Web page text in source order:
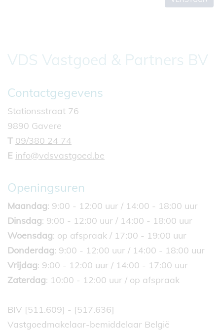
VDS Vastgoed & Partners BV
Contactgegevens
Stationsstraat 76
9890 Gavere
T 09/380 24 74
E info@vdsvastgoed.be
Openingsuren
Maandag: 9:00 - 12:00 uur / 14:00 - 18:00 uur
Dinsdag: 9:00 - 12:00 uur / 14:00 - 18:00 uur
Woensdag: op afspraak / 17:00 - 19:00 uur
Donderdag: 9:00 - 12:00 uur / 14:00 - 18:00 uur
Vrijdag: 9:00 - 12:00 uur / 14:00 - 17:00 uur
Zaterdag: 10:00 - 12:00 uur / op afspraak
BIV [511.609] - [517.636]
Vastgoedmakelaar-bemiddelaar België